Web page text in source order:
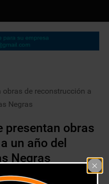
de reconstrucción a
Negras
presentan obras
un año del
Negras